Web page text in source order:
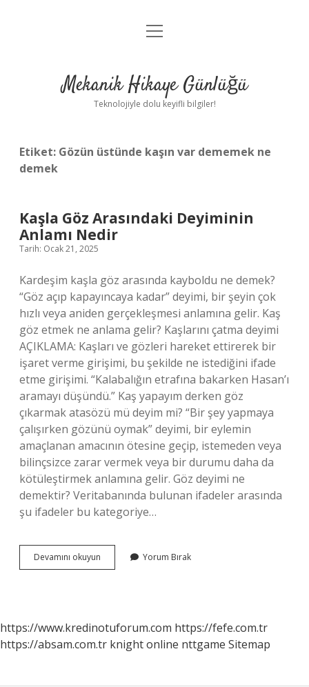
Anasayfa
Yasal Uyarı
menüyü
Mekanik Hikaye Günlüğü
Teknolojiyle dolu keyifli bilgiler!
Etiket: Gözün üstünde kaşın var dememek ne
demek
Kaşla Göz Arasındaki Deyiminin
Anlamı Nedir
Tarih: Ocak 21, 2025
Kardeşim kaşla göz arasında kayboldu ne demek?
“Göz açıp kapayıncaya kadar” deyimi, bir şeyin çok
hızlı veya aniden gerçekleşmesi anlamına gelir. Kaş
göz etmek ne anlama gelir? Kaşlarını çatma deyimi
AÇIKLAMA: Kaşları ve gözleri hareket ettirerek bir
işaret verme girişimi, bu şekilde ne istediğini ifade
etme girişimi. “Kalabalığın etrafına bakarken Hasan’ı
aramayı düşündü.” Kaş yapayım derken göz
çıkarmak atasözü mü deyim mi? “Bir şey yapmaya
çalışırken gözünü oymak” deyimi, bir eylemin
amaçlanan amacının ötesine geçip, istemeden veya
bilinçsizce zarar vermek veya bir durumu daha da
kötüleştirmek anlamına gelir. Göz deyimi ne
demektir? Veritabanında bulunan ifadeler arasında
şu ifadeler bu kategoriye…
Devamını okuyun
Göz
Yorum Bırak
https://www.kredinotuforum.com https://fefe.com.tr
https://absam.com.tr knight online nttgame Sitemap